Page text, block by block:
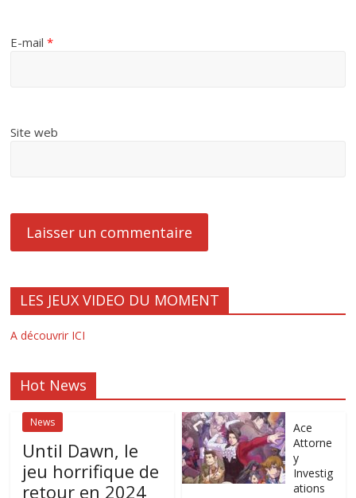
E-mail*
Site web
LES JEUX VIDEO DU MOMENT
A découvrir ICI
Hot News
News
Until Dawn, le
jeu horrifique de
retour en 2024
Ace
Attorne
y
Investig
ations